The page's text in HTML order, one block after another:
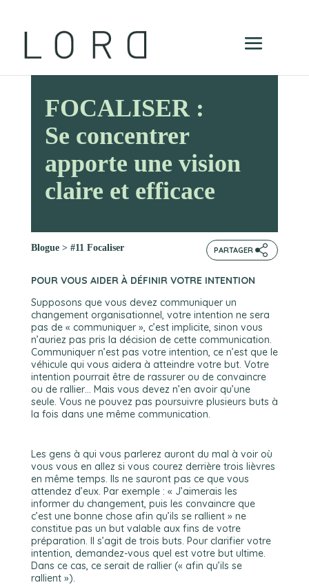
FOCALISER :
Se concentrer
apporte une vision
claire et efficace
Blogue> #11 Focaliser PARTAGER
POUR VOUS AIDER À DÉFINIR VOTRE INTENTION
Supposons que vous devez communiquer un
changement organisationnel, votre intention ne sera
pas de « communiquer », c’est implicite, sinon vous
n’auriez pas pris la décision de cette communication.
Communiquer n’est pas votre intention, ce n’est que le
véhicule qui vous aidera à atteindre votre but. Votre
intention pourrait être de rassurer ou de convaincre
ou de rallier… Mais vous devez n’en avoir qu’une
seule. Vous ne pouvez pas poursuivre plusieurs buts à
la fois dans une même communication.
Les gens à qui vous parlerez auront du mal à voir où
vous vous en allez si vous courez derrière trois lièvres
en même temps. Ils ne sauront pas ce que vous
attendez d’eux. Par exemple : « J’aimerais les
informer du changement, puis les convaincre que
c’est une bonne chose afin qu’ils se rallient » ne
constitue pas un but valable aux fins de votre
préparation. Il s’agit de trois buts. Pour clarifier votre
intention, demandez-vous quel est votre but ultime.
Dans ce cas, ce serait de rallier (« afin qu’ils se
rallient »).